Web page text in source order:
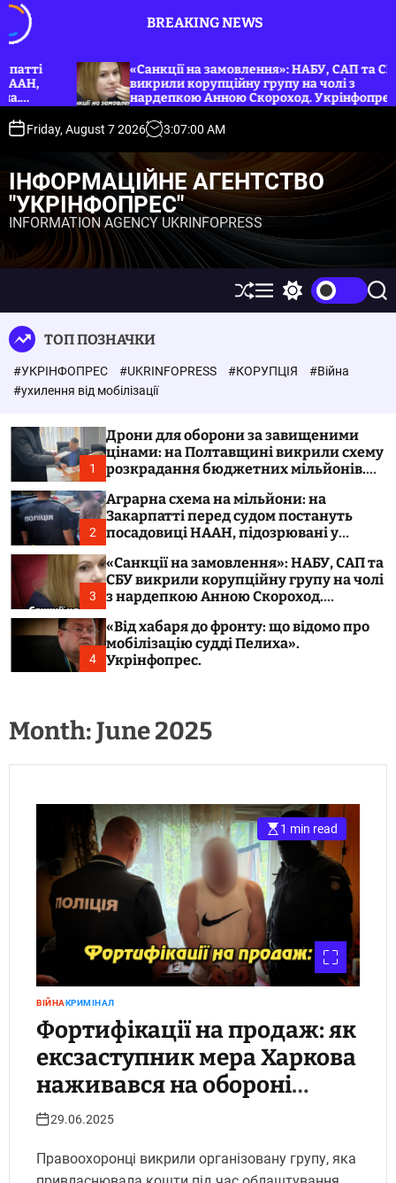
o
t
BREAKING NEWS
на замовлення»: НАБУ, САП та СБУ
корупційну групу на чолі з
Анною Скороход. Укрінфопрес.
«Від хабаря
мобілізацію
Friday, August 7 2026 3:07:02 AM
ІНФОРМАЦІЙНЕ АГЕНТСТВО
"УКРІНФОПРЕС"
INFORMATION AGENCY UKRINFOPRESS
S
h
e
M
e w
h
o
r
m
o
e
S
e
ТОП ПОЗНАЧКИ
#УКРІНФОПРЕС #UKRINFOPRESS #КОРУПЦІЯ
#Війна
#ухилення від мобілізації
1
Дрони для оборони за завищеними
цінами: на Полтавщині викрили схему
розкрадання бюджетних мільйонів.
2
Аграрна схема на мільйони: на
Закарпатті перед судом постануть
посадовиці НААН, підозрювані у
3
«Санкції на замовлення»: НАБУ, САП та
СБУ викрили корупційну групу на чолі
з нардепкою Анною Скороход.
4
«Від хабаря до фронту: що відомо про
мобілізацію судді Пелиха».
Укрінфопрес.
Month:June 2025
1 min read
ВІЙНАКРИМІНАЛ
Фортифікації на продаж: як
ексзаступник мера Харкова
наживався на обороні
міста. Укрінфопрес.
29.06.2025
Правоохоронці викрили організовану групу, яка